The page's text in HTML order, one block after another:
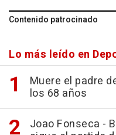
Contenido patrocinado
Lo más leído en
Muere el padre
los 68 años
Joao Fonseca -